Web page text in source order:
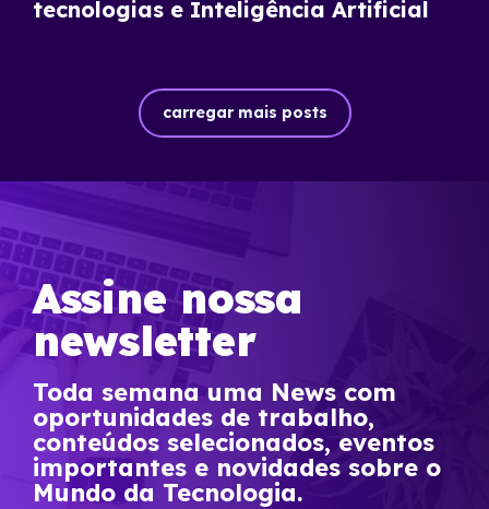
tecnologias e Inteligência Artificial
carregar mais posts
Assine nossa
newsletter
Toda semana uma News com
oportunidades de trabalho,
conteúdos selecionados, eventos
importantes e novidades sobre o
Mundo da Tecnologia.